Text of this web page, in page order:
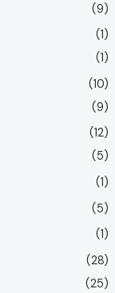
(9)
(1)
(1)
(10)
(9)
(12)
(5)
(1)
(5)
(1)
(28)
(25)